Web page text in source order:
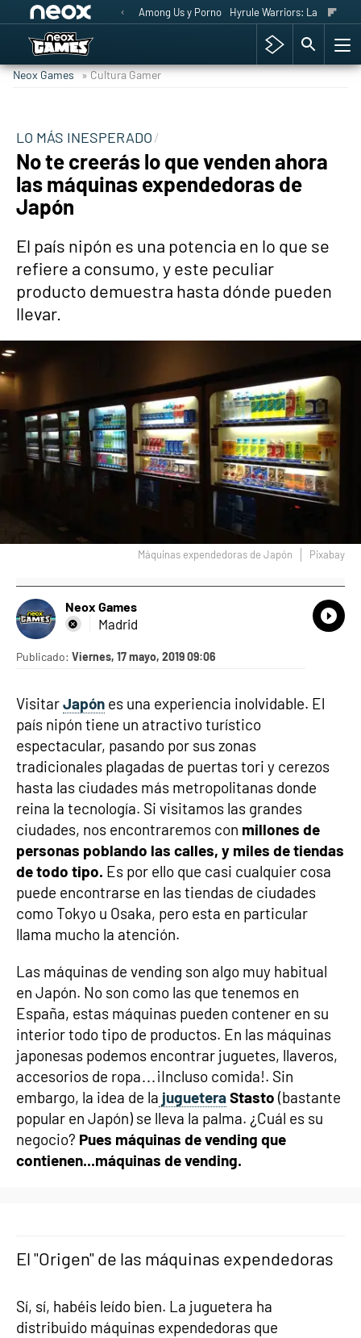
Among Us y Porno Hyrule Warriors: La Era del
Neox Games » Cultura Gamer
LO MÁS INESPERADO
No te creerás lo que venden ahora
las máquinas expendedoras de
Japón
El país nipón es una potencia en lo que se
refiere a consumo, y este peculiar
producto demuestra hasta dónde pueden
llevar.
Máquinas expendedoras de Japón Pixabay
Neox Games
Madrid
Publicado: Viernes, 17 mayo, 2019 09:06
VisitarJapón es una experiencia inolvidable. El
país nipón tiene un atractivo turístico
espectacular, pasando por sus zonas
tradicionales plagadas de puertas tori y cerezos
hasta las ciudades más metropolitanas donde
reina la tecnología. Si visitamos las grandes
ciudades, nos encontraremos con millones de
personas poblando las calles, y miles de tiendas
de todo tipo. Es por ello que casi cualquier cosa
puede encontrarse en las tiendas de ciudades
como Tokyo u Osaka, pero esta en particular
llama mucho la atención.
Las máquinas de vending son algo muy habitual
en Japón. No son como las que tenemos en
España, estas máquinas pueden contener en su
interior todo tipo de productos. En las máquinas
japonesas podemos encontrar juguetes, llaveros,
accesorios de ropa…¡Incluso comida!. Sin
embargo, la idea de la jugueteraStasto (bastante
popular en Japón) se lleva la palma. ¿Cuál es su
negocio? Pues máquinas de vending que
contienen...máquinas de vending.
El "Origen" de las máquinas expendedoras
Sí, sí, habéis leído bien. La juguetera ha
distribuido máquinas expendedoras que